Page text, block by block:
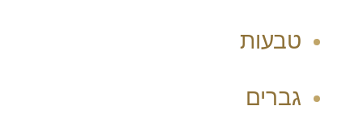
טבעות
גברים